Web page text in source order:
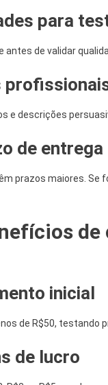
para
antes de validar
e descrições
de entrega
prazos maiores. Se
de
inicial
de R$50, testando
de lucro